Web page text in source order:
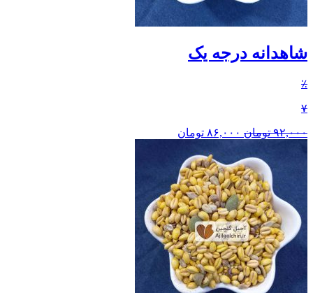
شاهدانه درجه یک
٪
۷
۹۲,۰۰۰ تومان ۸۶,۰۰۰ تومان